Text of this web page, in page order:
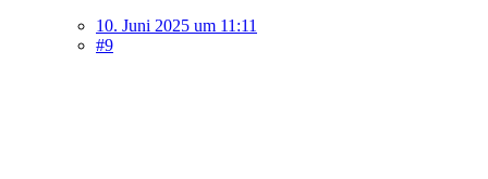
10. Juni 2025 um 11:11
#9